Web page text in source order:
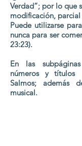
Verdad”; por lo que
modificación,
Puede utilizarse
nunca para ser
23:23).
En las
números y
Salmos; además
musical.